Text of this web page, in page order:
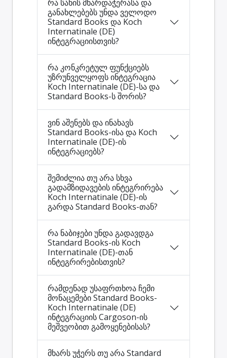
რა სახის მხარდაჭერასა და
განახლებებს უნდა ველოდო
Standard Books და Koch
Internatinale (DE)
ინტეგრაციისთვის?
რა კონკრეტულ ფუნქციებს
უზრუნველყოფს ინტეგრაცია
Koch Internatinale (DE)-სა და
Standard Books-ს შორის?
ვინ აშენებს და ინახავს
Standard Books-ისა და Koch
Internatinale (DE)-ის
ინტეგრაციებს?
შემიძლია თუ არა სხვა
გადამზიდავების ინტეგრირება
Koch Internatinale (DE)-ის
გარდა Standard Books-თან?
რა ნაბიჯები უნდა გადავდგა
Standard Books-ის Koch
Internatinale (DE)-თან
ინტეგრირებისთვის?
რამდენად უსაფრთხოა ჩემი
მონაცემები Standard Books-
Koch Internatinale (DE)
ინტეგრაციის Cargoson-ის
მეშვეობით გამოყენებისას?
მხარს უჭერს თუ არა Standard